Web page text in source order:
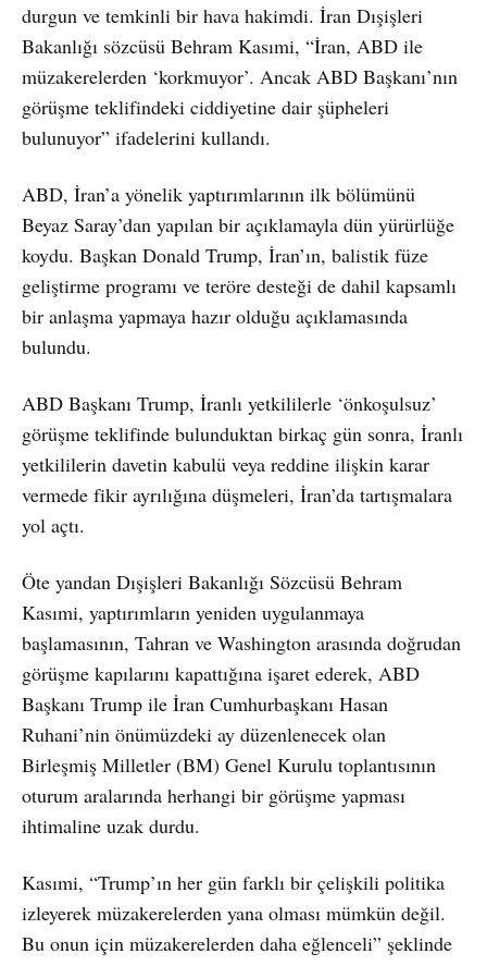
durgun ve temkinli bir hava hakimdi. İran Dışişleri
Bakanlığı sözcüsü Behram Kasımi, “İran, ABD ile
müzakerelerden ‘korkmuyor’. Ancak ABD Başkanı’nın
görüşme teklifindeki ciddiyetine dair şüpheleri
bulunuyor” ifadelerini kullandı.
ABD, İran’a yönelik yaptırımlarının ilk bölümünü
Beyaz Saray’dan yapılan bir açıklamayla dün yürürlüğe
koydu. Başkan Donald Trump, İran’ın, balistik füze
geliştirme programı ve teröre desteği de dahil kapsamlı
bir anlaşma yapmaya hazır olduğu açıklamasında
bulundu.
ABD Başkanı Trump, İranlı yetkililerle ‘önkoşulsuz’
görüşme teklifinde bulunduktan birkaç gün sonra, İranlı
yetkililerin davetin kabulü veya reddine ilişkin karar
vermede fikir ayrılığına düşmeleri, İran’da tartışmalara
yol açtı.
Öte yandan Dışişleri Bakanlığı Sözcüsü Behram
Kasımi, yaptırımların yeniden uygulanmaya
başlamasının, Tahran ve Washington arasında doğrudan
görüşme kapılarını kapattığına işaret ederek, ABD
Başkanı Trump ile İran Cumhurbaşkanı Hasan
Ruhani’nin önümüzdeki ay düzenlenecek olan
Birleşmiş Milletler (BM) Genel Kurulu toplantısının
oturum aralarında herhangi bir görüşme yapması
ihtimaline uzak durdu.
Kasımi, “Trump’ın her gün farklı bir çelişkili politika
izleyerek müzakerelerden yana olması mümkün değil.
Bu onun için müzakerelerden daha eğlenceli” şeklinde